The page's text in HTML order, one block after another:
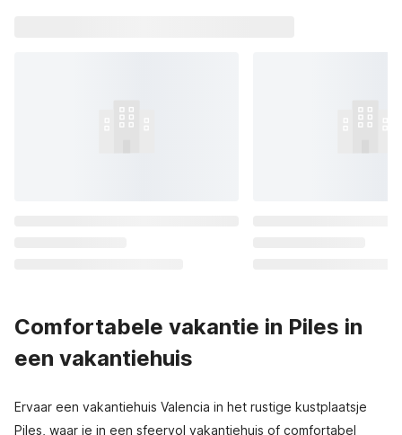
Comfortabele vakantie in Piles in
een vakantiehuis
Ervaar een vakantiehuis Valencia in het rustige kustplaatsje
Piles, waar je in een sfeervol vakantiehuis of comfortabel